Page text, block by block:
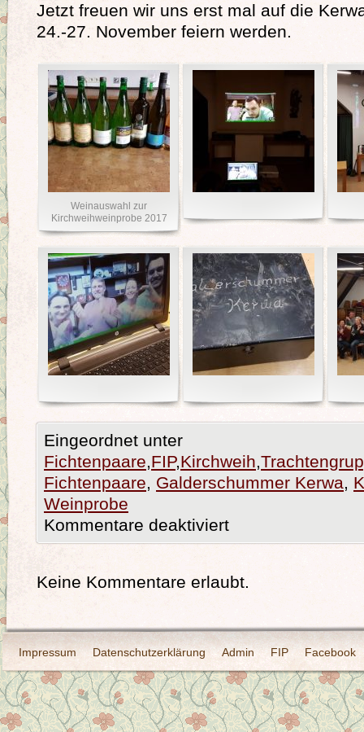
Jetzt freuen wir uns erst mal auf die
24.-27. November feiern werden.
Weinauswahl zur
Kirchweihweinprobe 2017
Eingeordnet unter
Fichtenpaare,FIP,Kirchweih,
Fichtenpaare, Galderschummer Kerwa,
Weinprobe
Kommentare deaktiviert
Keine Kommentare erlaubt.
Impressum Datenschutzerklärung Admin FIP Facebook